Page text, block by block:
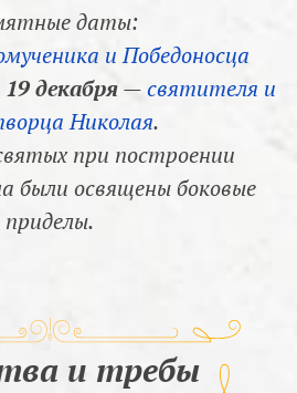
даты:
и Победоносца
19 декабря—святителя и
Николая.
при построении
были освящены боковые
приделы.
и требы